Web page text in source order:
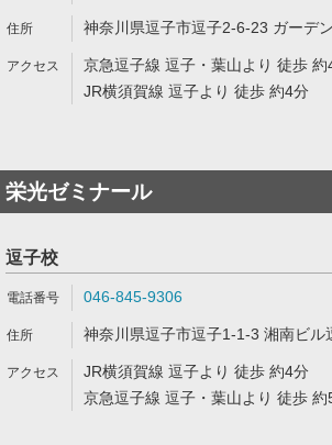
神奈川県逗子市逗子2-6-23 ガーデ
京急逗子線 逗子・葉山より 徒歩 約
JR横須賀線 逗子より 徒歩 約4分
栄光ゼミナール
逗子校
046-845-9306
神奈川県逗子市逗子1-1-3 湘南ビル
JR横須賀線 逗子より 徒歩 約4分
京急逗子線 逗子・葉山より 徒歩 約